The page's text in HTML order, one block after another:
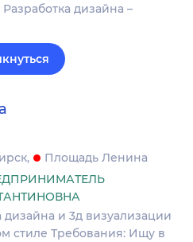
дизайна –
Площадь Ленина
дизайна и 3д визуализации
стиле Требования: Ищу в